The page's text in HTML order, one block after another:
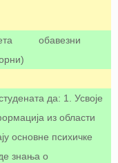
обавезни
да: 1. Усвоје
из области
основне психичке
знања о